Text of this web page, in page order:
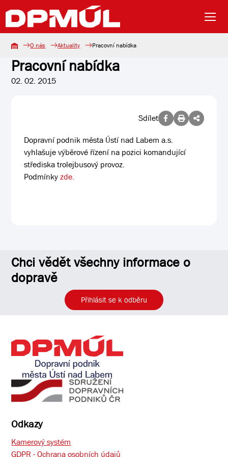
O nás Aktuality Pracovní nabídka
Pracovní nabídka
02. 02. 2015
Sdílet
Dopravní podnik města Ústí nad Labem a.s.
vyhlašuje výběrové řízení na pozici komandující
střediska trolejbusový provoz.
Podmínkyzde.
Chci vědět všechny informace o
dopravě
Přihlásit se k odběru
Odkazy
Kamerový systém
GDPR - Ochrana osobních údajů